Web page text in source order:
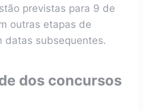
previstas para 9 de
outras etapas de
datas subsequentes.
dos concursos